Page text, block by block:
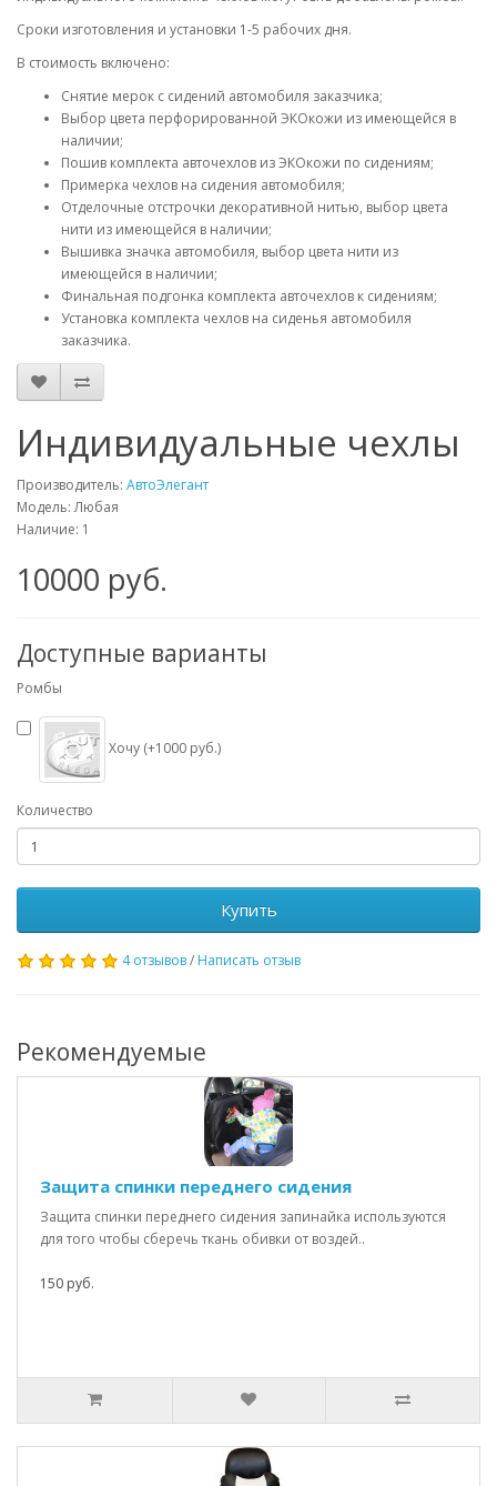
Сроки изготовления и установки 1-5 рабочих дня.
В стоимость включено:
Снятие мерок с сидений автомобиля заказчика;
Выбор цвета перфорированной ЭКОкожи из имеющейся в
наличии;
Пошив комплекта авточехлов из ЭКОкожи по сидениям;
Примерка чехлов на сидения автомобиля;
Отделочные отстрочки декоративной нитью, выбор цвета
нити из имеющейся в наличии;
Вышивка значка автомобиля, выбор цвета нити из
имеющейся в наличии;
Финальная подгонка комплекта авточехлов к сидениям;
Установка комплекта чехлов на сиденья автомобиля
заказчика.
Индивидуальные чехлы
Производитель: АвтоЭлегант
Модель: Любая
Наличие: 1
10000 руб.
Доступные варианты
Ромбы
Хочу (+1000 руб.)
Количество
Купить
4 отзывов/ Написать отзыв
Рекомендуемые
Защита спинки переднего сидения
Защита спинки переднего сидения запинайка используются
для того чтобы сберечь ткань обивки от воздей..
150 руб.